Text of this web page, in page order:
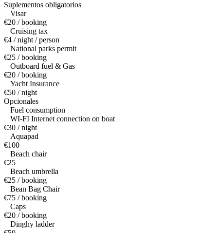
Suplementos obligatorios
Visar
€20 / booking
Cruising tax
€4 / night / person
National parks permit
€25 / booking
Outboard fuel & Gas
€20 / booking
Yacht Insurance
€50 / night
Opcionales
Fuel consumption
WI-FI Internet connection on boat
€30 / night
Aquapad
€100
Beach chair
€25
Beach umbrella
€25 / booking
Bean Bag Chair
€75 / booking
Caps
€20 / booking
Dinghy ladder